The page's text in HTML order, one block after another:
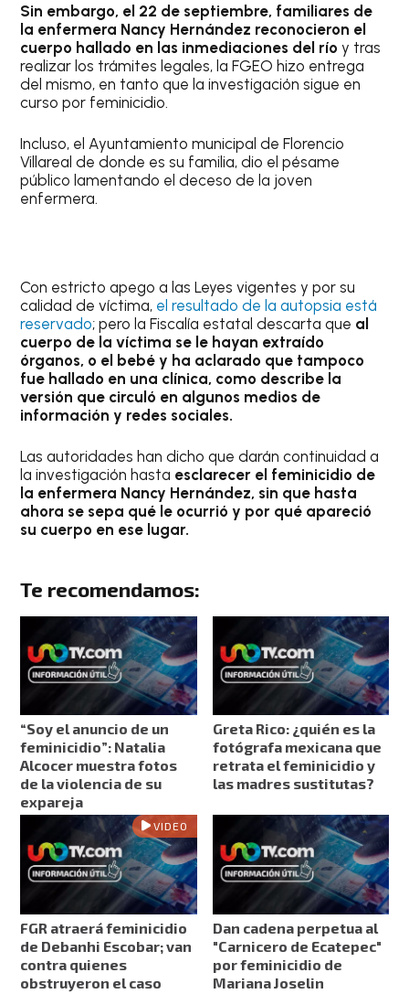
Sin embargo, el 22 de septiembre, familiares de
la enfermera Nancy Hernández reconocieron el
cuerpo hallado en las inmediaciones del ríoy tras
realizar los trámites legales, la FGEO hizo entrega
del mismo, en tanto que la investigación sigue en
curso por feminicidio.
Incluso, el Ayuntamiento municipal de Florencio
Villareal de donde es su familia, dio el pésame
público lamentando el deceso de la joven
enfermera.
Con estricto apego a las Leyes vigentes y por su
calidad de víctima, el resultado de la autopsia está
reservado; pero la Fiscalía estatal descarta que al
cuerpo de la víctima se le hayan extraído
órganos, o el bebé y ha aclarado que tampoco
fue hallado en una clínica, como describe la
versión que circuló en algunos medios de
información y redes sociales.
Las autoridades han dicho que darán continuidad a
la investigación hasta esclarecer el feminicidio de
la enfermera Nancy Hernández, sin que hasta
ahora se sepa qué le ocurrió y por qué apareció
su cuerpo en ese lugar.
Te recomendamos:
“Soy el anuncio de un
feminicidio”: Natalia
Alcocer muestra fotos
de la violencia de su
expareja
Greta Rico: ¿quién es la
fotógrafa mexicana que
retrata el feminicidio y
las madres sustitutas?
VIDEO
FGR atraerá feminicidio
de Debanhi Escobar; van
contra quienes
obstruyeron el caso
Dan cadena perpetua al
"Carnicero de Ecatepec"
por feminicidio de
Mariana Joselin